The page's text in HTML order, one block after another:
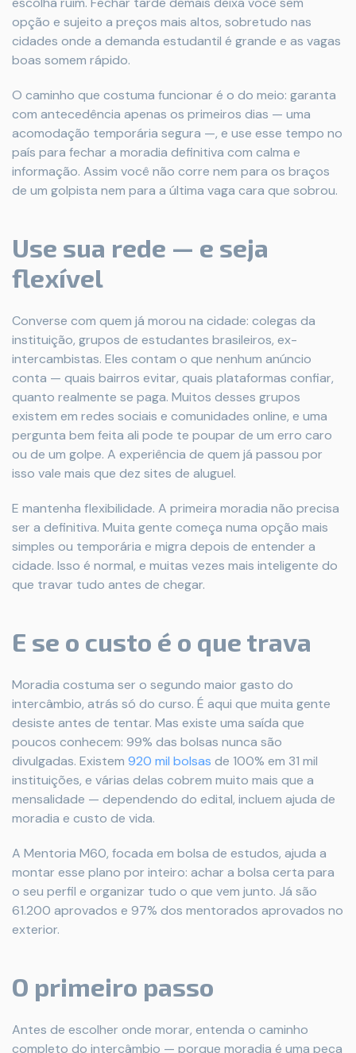
opção e sujeito a preços mais altos, sobretudo nas
cidades onde a demanda estudantil é grande e as vagas
boas somem rápido.
O caminho que costuma funcionar é o do meio: garanta
com antecedência apenas os primeiros dias — uma
acomodação temporária segura —, e use esse tempo no
país para fechar a moradia definitiva com calma e
informação. Assim você não corre nem para os braços
de um golpista nem para a última vaga cara que sobrou.
Use sua rede — e seja
flexível
Converse com quem já morou na cidade: colegas da
instituição, grupos de estudantes brasileiros, ex-
intercambistas. Eles contam o que nenhum anúncio
conta — quais bairros evitar, quais plataformas confiar,
quanto realmente se paga. Muitos desses grupos
existem em redes sociais e comunidades online, e uma
pergunta bem feita ali pode te poupar de um erro caro
ou de um golpe. A experiência de quem já passou por
isso vale mais que dez sites de aluguel.
E mantenha flexibilidade. A primeira moradia não precisa
ser a definitiva. Muita gente começa numa opção mais
simples ou temporária e migra depois de entender a
cidade. Isso é normal, e muitas vezes mais inteligente do
que travar tudo antes de chegar.
E se o custo é o que trava
Moradia costuma ser o segundo maior gasto do
intercâmbio, atrás só do curso. É aqui que muita gente
desiste antes de tentar. Mas existe uma saída que
poucos conhecem: 99% das bolsas nunca são
divulgadas. Existem 920 mil bolsas de 100% em 31 mil
instituições, e várias delas cobrem muito mais que a
mensalidade — dependendo do edital, incluem ajuda de
moradia e custo de vida.
A Mentoria M60, focada em bolsa de estudos, ajuda a
montar esse plano por inteiro: achar a bolsa certa para
o seu perfil e organizar tudo o que vem junto. Já são
61.200 aprovados e 97% dos mentorados aprovados no
exterior.
O primeiro passo
Antes de escolher onde morar, entenda o caminho
completo do intercâmbio — porque moradia é uma peça